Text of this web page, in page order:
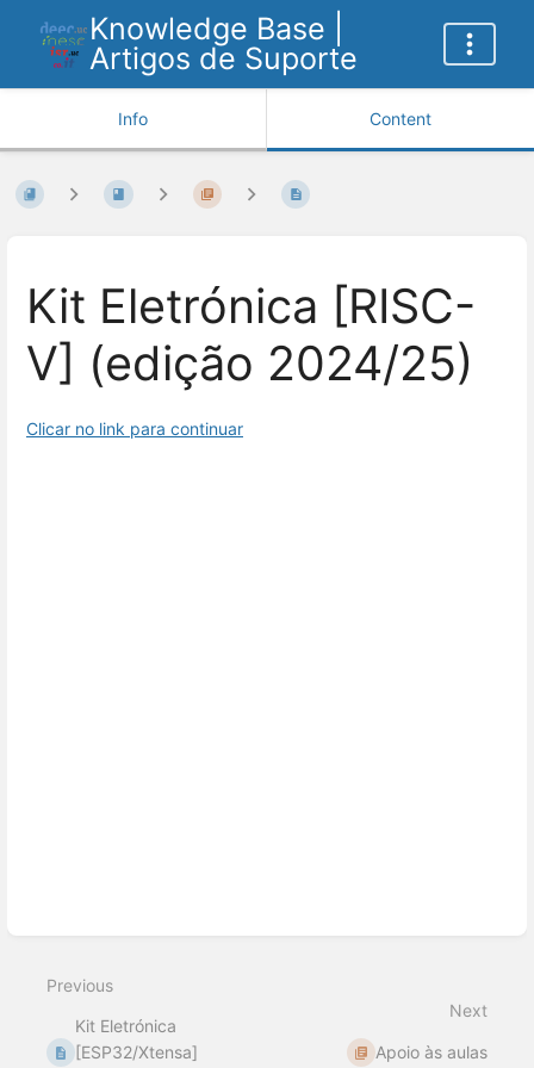
Knowledge Base |
Artigos de Suporte
Info Content
Kit Eletrónica [RISC-
V] (edição 2024/25)
Clicar no link para continuar
Previous
Kit Eletrónica
[ESP32/Xtensa]
Next
Apoio às aulas